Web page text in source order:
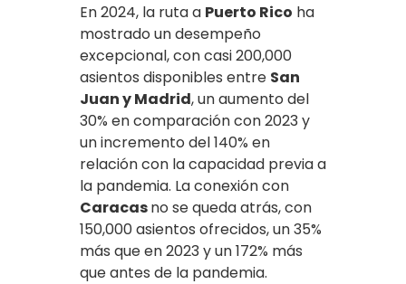
En 2024, la ruta a Puerto Rico ha
mostrado un desempeño
excepcional, con casi 200,000
asientos disponibles entre San
Juan y Madrid, un aumento del
30% en comparación con 2023 y
un incremento del 140% en
relación con la capacidad previa a
la pandemia. La conexión con
Caracasno se queda atrás, con
150,000 asientos ofrecidos, un 35%
más que en 2023 y un 172% más
que antes de la pandemia.